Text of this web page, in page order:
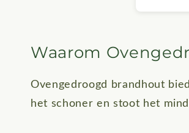
Waarom
Ovengedroogd brandhout
het schoner en stoot het